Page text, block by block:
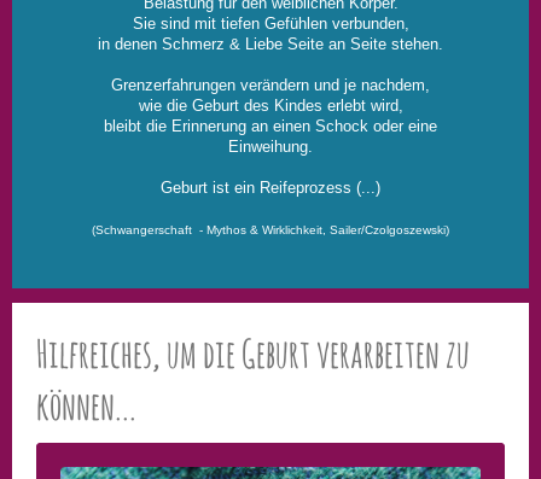
Sie sind mit tiefen Gefühlen verbunden,
in denen Schmerz & Liebe Seite an Seite stehen.
Grenzerfahrungen verändern und je nachdem,
wie die Geburt des Kindes erlebt wird,
bleibt die Erinnerung an einen Schock oder eine
Einweihung.
Geburt ist ein Reifeprozess (...)
(Schwangerschaft - Mythos & Wirklichkeit, Sailer/Czolgoszewski)
Hilfreiches, um die Geburt verarbeiten zu
können...